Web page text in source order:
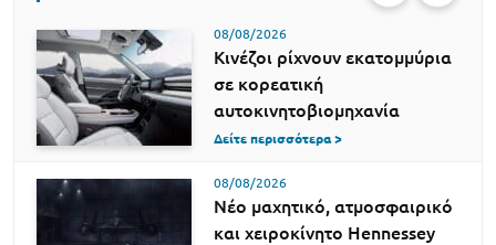
08/08/2026
Κινέζοι ρίχνουν εκατομμύρια
σε κορεατική
αυτοκινητοβιομηχανία
Δείτε περισσότερα >
08/08/2026
Νέο μαχητικό, ατμοσφαιρικό
και χειροκίνητο Hennessey